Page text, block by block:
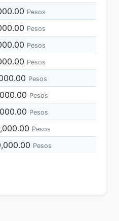
Pesos
Pesos
Pesos
Pesos
Pesos
Pesos
Pesos
Pesos
Pesos